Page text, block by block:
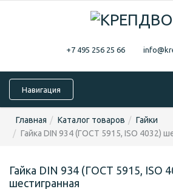
+7 495 256 25 66
Навигация
Главная Каталог товаров
Гайки
Гайка DIN 934 (ГОСТ 5915, ISO 4032)
Гайка DIN 934 (ГОСТ 5915, ISO
шестигранная